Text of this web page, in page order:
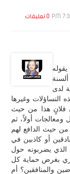
0 تعليقات
لدى
التساؤلات وغيرها
فلانٍ هذا من حيث
أولاً، ثم
من حيث الدافع لهم
أو كاذبين في
الذي يضربونه حول
بغرض حماية كل
والمنافقين؟ أم